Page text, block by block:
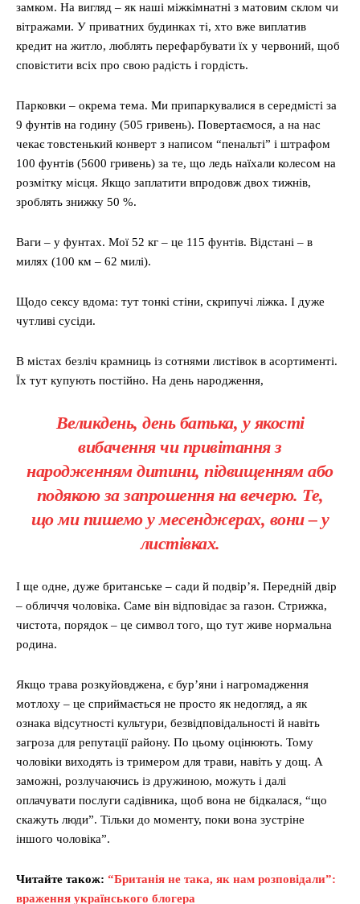
замком. На вигляд – як наші міжкімнатні з матовим склом чи
вітражами. У приватних будинках ті, хто вже виплатив
кредит на житло, люблять перефарбувати їх у червоний, щоб
сповістити всіх про свою радість і гордість.
Парковки – окрема тема. Ми припаркувалися в середмісті за
9 фунтів на годину (505 гривень). Повертаємося, а на нас
чекає товстенький конверт з написом “пенальті” і штрафом
100 фунтів (5600 гривень) за те, що ледь наїхали колесом на
розмітку місця. Якщо заплатити впродовж двох тижнів,
зроблять знижку 50 %.
Ваги – у фунтах. Мої 52 кг – це 115 фунтів. Відстані – в
милях (100 км – 62 милі).
Щодо сексу вдома: тут тонкі стіни, скрипучі ліжка. І дуже
чутливі сусіди.
В містах безліч крамниць із сотнями листівок в асортименті.
Їх тут купують постійно. На день народження,
Великдень, день батька, у якості
вибачення чи привітання з
народженням дитини, підвищенням або
подякою за запрошення на вечерю. Те,
що ми пишемо у месенджерах, вони – у
листівках.
І ще одне, дуже британське – сади й подвір’я. Передній двір
– обличчя чоловіка. Саме він відповідає за газон. Стрижка,
чистота, порядок – це символ того, що тут живе нормальна
родина.
Якщо трава розкуйовджена, є бур’яни і нагромадження
мотлоху – це сприймається не просто як недогляд, а як
ознака відсутності культури, безвідповідальності й навіть
загроза для репутації району. По цьому оцінюють. Тому
чоловіки виходять із тримером для трави, навіть у дощ. А
заможні, розлучаючись із дружиною, можуть і далі
оплачувати послуги садівника, щоб вона не бідкалася, “що
скажуть люди”. Тільки до моменту, поки вона зустріне
іншого чоловіка”.
Читайте також: “Британія не така, як нам розповідали”:
враження українського блогера